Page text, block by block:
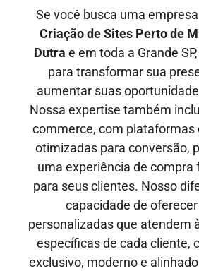
Se você busca uma
Criação de Sites Perto de
Dutra e em toda a Grande
para transformar sua
aumentar suas
Nossa expertise também
commerce, com plataformas
otimizadas para conversão,
uma experiência de compra
para seus clientes. Nosso
capacidade de
personalizadas que atendem
específicas de cada cliente,
exclusivo, moderno e